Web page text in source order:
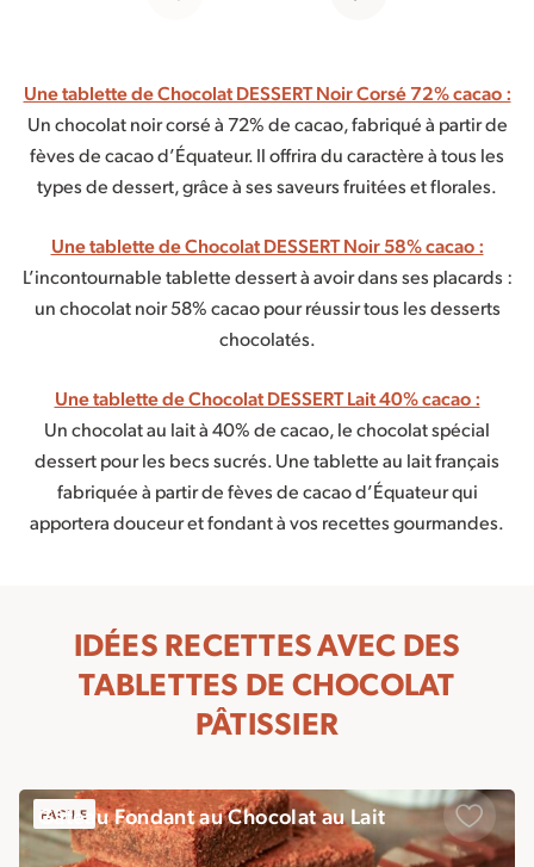
Une tablette de Chocolat DESSERT Noir Corsé 72% cacao :
Un chocolat noir corsé à 72% de cacao, fabriqué à partir de
fèves de cacao d’Équateur. Il offrira du caractère à tous les
types de dessert, grâce à ses saveurs fruitées et florales.
Une tablette de Chocolat DESSERT Noir 58% cacao :
L’incontournable tablette dessert à avoir dans ses placards :
un chocolat noir 58% cacao pour réussir tous les desserts
chocolatés.
Une tablette de Chocolat DESSERT Lait 40% cacao :
Un chocolat au lait à 40% de cacao, le chocolat spécial
dessert pour les becs sucrés. Une tablette au lait français
fabriquée à partir de fèves de cacao d’Équateur qui
apportera douceur et fondant à vos recettes gourmandes.
IDÉES RECETTES AVEC DES
TABLETTES DE CHOCOLAT
PÂTISSIER
FACILE
Gâteau Fondant au Chocolat au Lait